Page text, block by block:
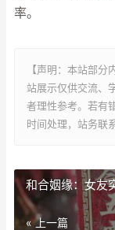
率。
【声明：本站部
站展示仅供交流、
者理性参考。若有
时间处理，站务联
和合姻缘：女友
« 上一篇